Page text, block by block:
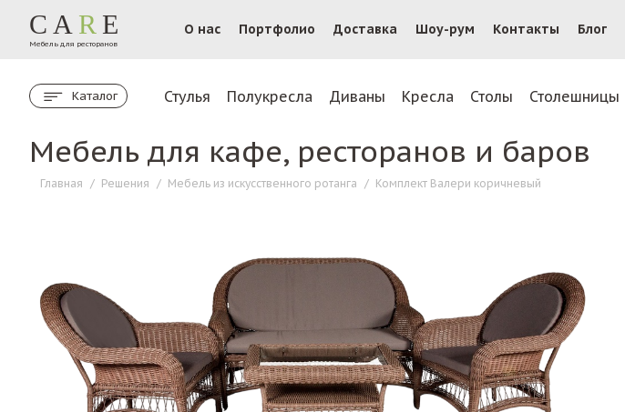
CA R E
Мебель для ресторанов
О нас Портфолио Доставка Шоу-рум Контакты Блог
Каталог Стулья Полукресла Диваны Кресла Столы Столешницы
Мебель для кафе, ресторанов и баров
Главная / Решения / Мебель из искусственного ротанга / Комплект Валери коричневый